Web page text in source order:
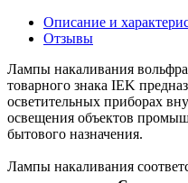
Описание и
Отзывы
Лампы накаливания
товарного знака IEK
осветительных приборах
освещения объектов
бытового назначения.
Лампы накаливания